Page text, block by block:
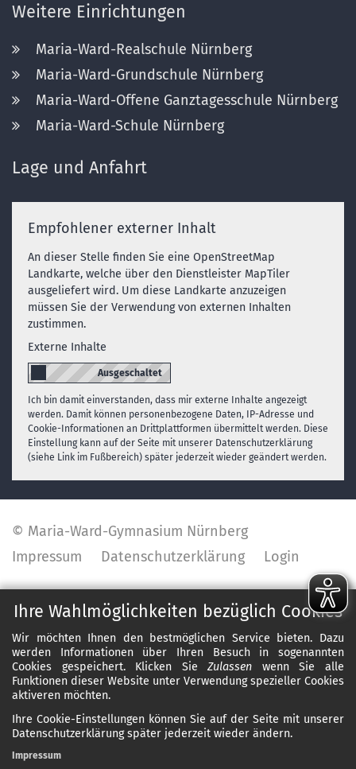
Ihre Wahlmöglichkeiten bezüglich Cookies
Wir möchten Ihnen den bestmöglichen Service bieten. Dazu
werden Informationen über Ihren Besuch in sogenannten
Cookies gespeichert. Klicken SieZulassen wenn Sie alle
Funktionen dieser Website unter Verwendung spezieller Cookies
aktiveren möchten.
Ihre Cookie-Einstellungen können Sie auf der Seite mit unserer
Datenschutzerklärung später jederzeit wieder ändern.
✕
Impressum
Weitere Einrichtungen
Maria-Ward-Realschule Nürnberg
Maria-Ward-Grundschule Nürnberg
Maria-Ward-Offene Ganztagesschule Nürnberg
Maria-Ward-Schule Nürnberg
Lage und Anfahrt
Empfohlener externer Inhalt
An dieser Stelle finden Sie eine OpenStreetMap
Landkarte, welche über den Dienstleister MapTiler
ausgeliefert wird. Um diese Landkarte anzuzeigen
müssen Sie der Verwendung von externen Inhalten
zustimmen.
Externe Inhalte
Ich bin damit einverstanden, dass mir externe Inhalte angezeigt
werden. Damit können personenbezogene Daten, IP-Adresse und
Cookie-Informationen an Drittplattformen übermittelt werden. Diese
Einstellung kann auf der Seite mit unserer Datenschutzerklärung
(siehe Link im Fußbereich) später jederzeit wieder geändert werden.
© Maria-Ward-Gymnasium Nürnberg
Impressum
Datenschutzerklärung Login